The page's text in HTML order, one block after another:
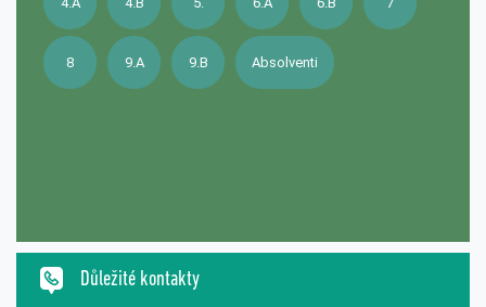
8 9.A 9.B Absolventi
Důležité kontakty